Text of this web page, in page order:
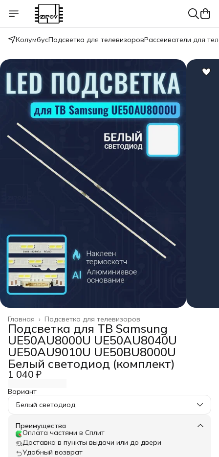
КолумбусПодсветка для телевизоровРассеиватели для
Подсветка для телевизоров
Главная ›
Подсветка для ТВ Samsung
UE50AU8000U UE50AU8040U
UE50AU9010U UE50BU8000U
Белый светодиод (комплект)
1 040 ₽
Вариант
Белый светодиод
Преимущества
Оплата частями в Сплит
Доставка в пункты выдачи или до двери
Удобный возврат